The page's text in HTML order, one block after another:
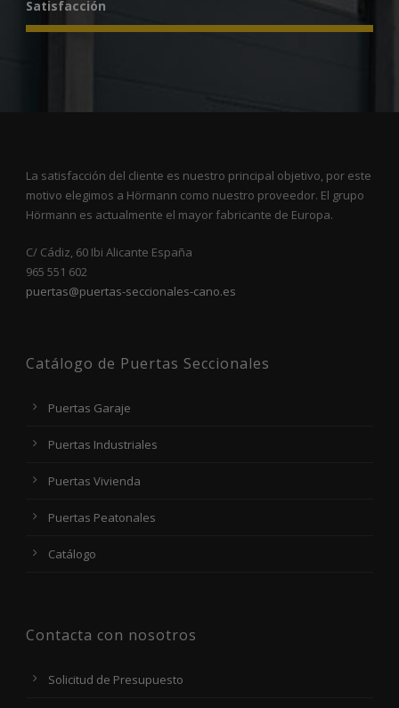
Satisfacción
La satisfacción del cliente es nuestro principal objetivo, por este
motivo elegimos a Hörmann como nuestro proveedor. El grupo
Hörmann es actualmente el mayor fabricante de Europa.
C/ Cádiz, 60 Ibi Alicante España
965 551 602
puertas@puertas-seccionales-cano.es
Catálogo de Puertas Seccionales
Puertas Garaje
Puertas Industriales
Puertas Vivienda
Puertas Peatonales
Catálogo
Contacta con nosotros
Solicitud de Presupuesto